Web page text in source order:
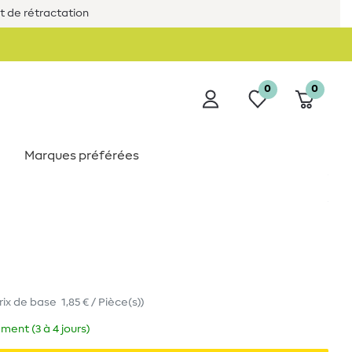
de rétractation
0 0
Marques préférées
de base 1,85 € / Pièce(s))
(3 à 4 jours)